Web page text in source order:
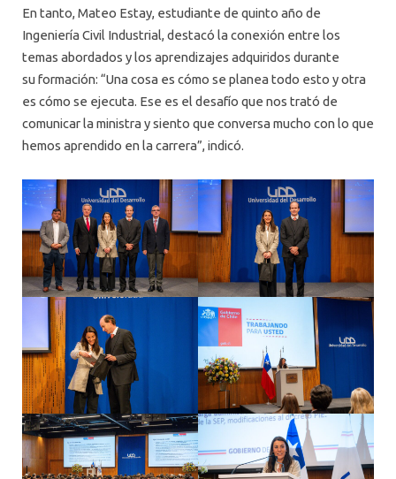
En tanto, Mateo Estay, estudiante de quinto año de
Ingeniería Civil Industrial, destacó la conexión entre los
temas abordados y los aprendizajes adquiridos durante
su formación: “Una cosa es cómo se planea todo esto y otra
es cómo se ejecuta. Ese es el desafío que nos trató de
comunicar la ministra y siento que conversa mucho con lo que
hemos aprendido en la carrera”, indicó.